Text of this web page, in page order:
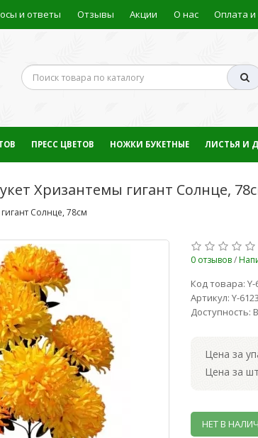
и ответы Отзывы Акции О нас Оплата и
ПРЕСС ЦВЕТОВ НОЖКИ БУКЕТНЫЕ ЛИСТЬЯ И
Хризантемы гигант Солнце,
Солнце, 78см
0 отзывов/
Код товара: Y-
Артикул: Y-6123
Доступность:
Цена за
Цена за
НЕТ В